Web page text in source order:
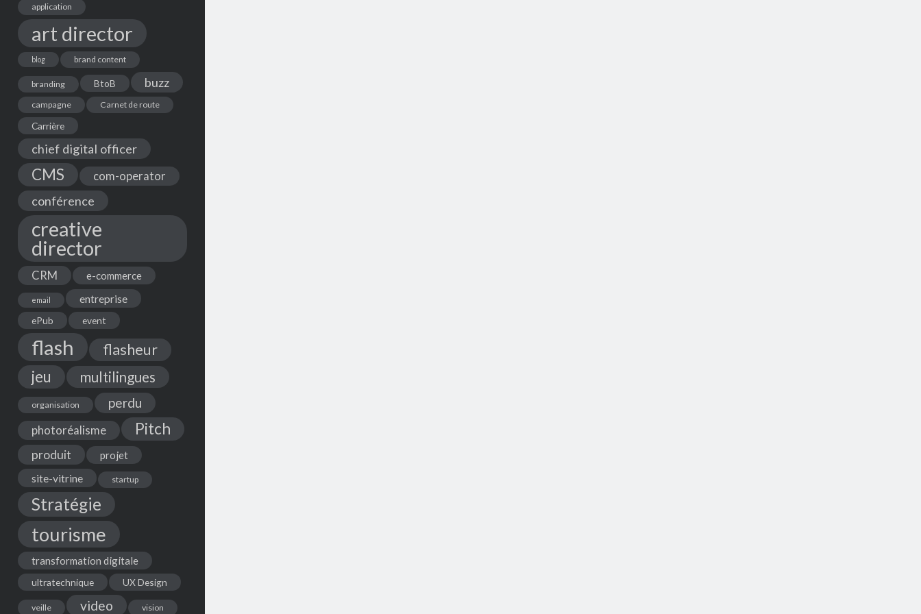
application
art director
blog brand content
branding BtoB buzz
campagne Carnet de route
Carrière
chief digital officer
CMS com-operator
conférence
creative
director
CRM e-commerce
email entreprise
ePub event
flash flasheur
jeu multilingues
organisation perdu
photoréalisme Pitch
produit projet
site-vitrine startup
Stratégie
tourisme
transformation digitale
ultratechnique UX Design
veille video vision